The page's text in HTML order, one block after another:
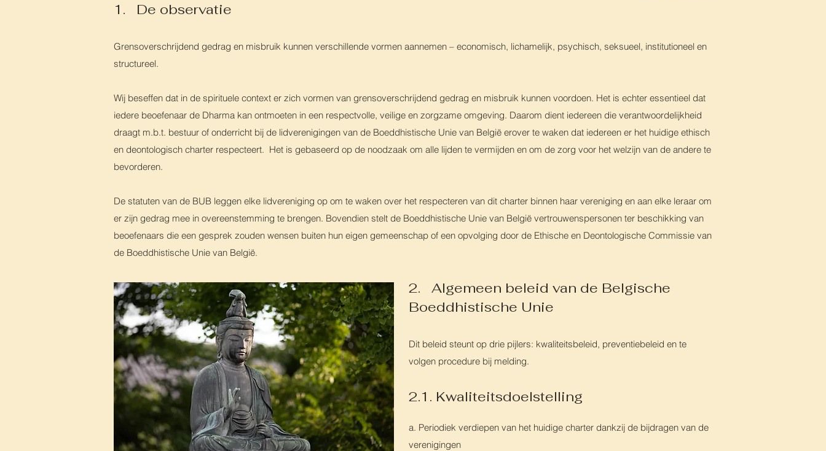
1. De observatie
Grensoverschrijdend gedrag en misbruik kunnen verschillende vormen aannemen – economisch, lichamelijk, psychisch, seksueel, institutioneel en
structureel.
Wij beseffen dat in de spirituele context er zich vormen van grensoverschrijdend gedrag en misbruik kunnen voordoen. Het is echter essentieel dat
iedere beoefenaar de Dharma kan ontmoeten in een respectvolle, veilige en zorgzame omgeving. Daarom dient iedereen die verantwoordelijkheid
draagt m.b.t. bestuur of onderricht bij de lidverenigingen van de Boeddhistische Unie van België erover te waken dat iedereen er het huidige ethisch
en deontologisch charter respecteert. Het is gebaseerd op de noodzaak om alle lijden te vermijden en om de zorg voor het welzijn van de andere te
bevorderen.
De statuten van de BUB leggen elke lidvereniging op om te waken over het respecteren van dit charter binnen haar vereniging en aan elke leraar om
er zijn gedrag mee in overeenstemming te brengen. Bovendien stelt de Boeddhistische Unie van België vertrouwenspersonen ter beschikking van
beoefenaars die een gesprek zouden wensen buiten hun eigen gemeenschap of een opvolging door de Ethische en Deontologische Commissie van
de Boeddhistische Unie van België.
2. Algemeen beleid van de Belgische
Boeddhistische Unie
Dit beleid steunt op drie pijlers: kwaliteitsbeleid, preventiebeleid en te
volgen procedure bij melding.
2.1. Kwaliteitsdoelstelling
a. Periodiek verdiepen van het huidige charter dankzij de bijdragen van de
verenigingen